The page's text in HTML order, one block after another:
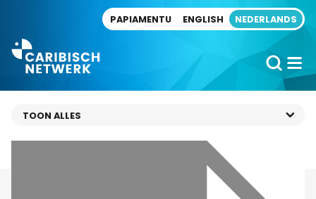
PAPIAMENTU ENGLISH NEDERLANDS